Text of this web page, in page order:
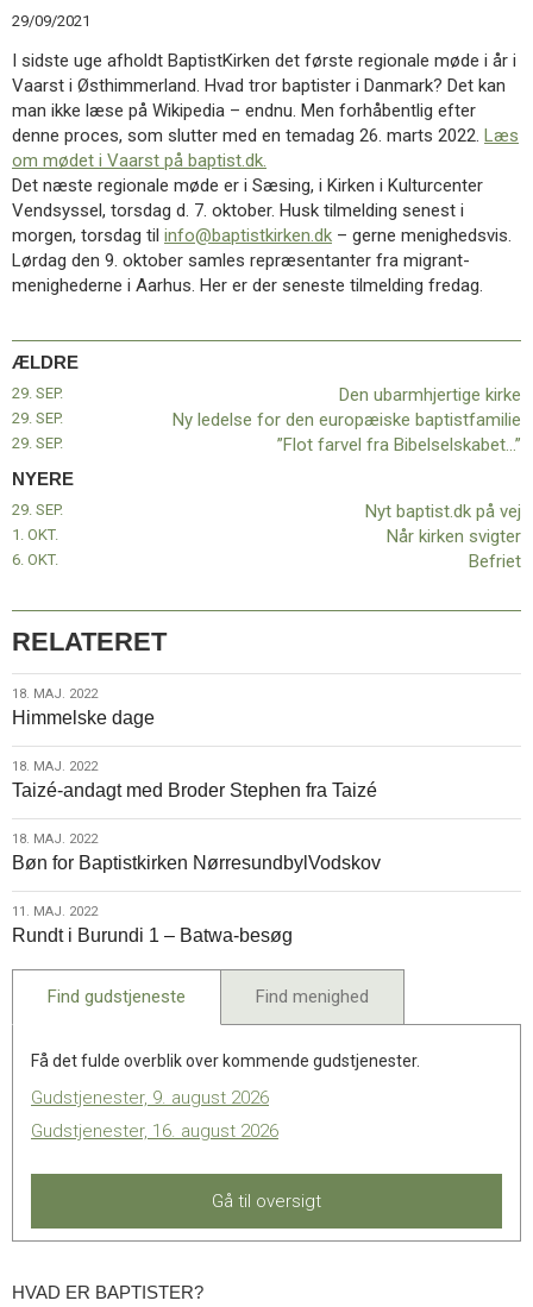
11.0:
Kalender
13.0:
Værktøjskassen
14.0:
Mission
15.0:
Om
BaptistKirken
16.0:
Kontakt
Næste
Nyt
baptist.dk
indlæg:
Den
ubarmhjertige
kirke
29/09/2021
I sidste uge afholdt BaptistKirken det første regionale møde i år i
Vaarst i Østhimmerland. Hvad tror baptister i Danmark? Det kan
man ikke læse på Wikipedia – endnu. Men forhåbentlig efter
denne proces, som slutter med en temadag 26. marts 2022. Læs
om mødet i Vaarst på baptist.dk.
Det næste regionale møde er i Sæsing, i Kirken i Kulturcenter
Vendsyssel, torsdag d. 7. oktober. Husk tilmelding senest i
morgen, torsdag til info@baptistkirken.dk – gerne menighedsvis.
Lørdag den 9. oktober samles repræsentanter fra migrant-
menighederne i Aarhus. Her er der seneste tilmelding fredag.
ÆLDRE
29. SEP. Den ubarmhjertige kirke
29. SEP. Ny ledelse for den europæiske baptistfamilie
29. SEP. ”Flot farvel fra Bibelselskabet…”
NYERE
Nyt baptist.dk på vej
29. SEP.
Når kirken svigter
1. OKT.
Befriet
6. OKT.
RELATERET
18.
maj.
2022
18. MAJ. 2022
Himmelske dage
18.
maj.
2022
18. MAJ. 2022
Taizé-andagt med Broder Stephen fra Taizé
18.
maj.
2022
18. MAJ. 2022
Bøn for Baptistkirken NørresundbylVodskov
11.
maj.
2022
11. MAJ. 2022
Rundt i Burundi 1 – Batwa-besøg
Find gudstjeneste Find menighed
Få det fulde overblik over kommende gudstjenester.
Gudstjenester, 9. august 2026
Gudstjenester, 16. august 2026
Gå til oversigt
Hvad
HVAD ER BAPTISTER?